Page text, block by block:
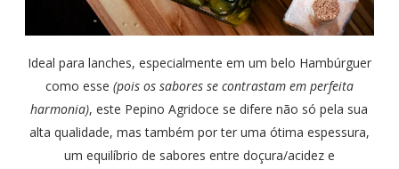
Ideal para lanches, especialmente em um belo Hambúrguer
como esse (pois os sabores se contrastam em perfeita
harmonia), este Pepino Agridoce se difere não só pela sua
alta qualidade, mas também por ter uma ótima espessura,
um equilíbrio de sabores entre doçura/acidez e